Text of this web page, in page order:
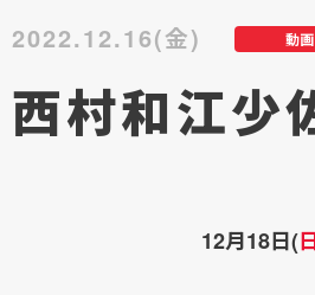
動画
2022.12.16(金)
西村和江少
12月18日(